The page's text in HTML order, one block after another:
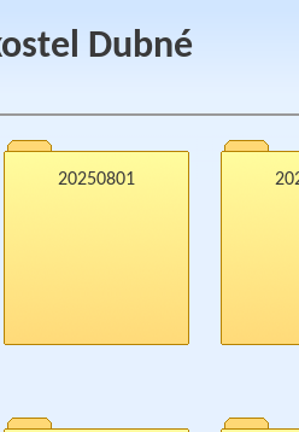
Dubné
20250801